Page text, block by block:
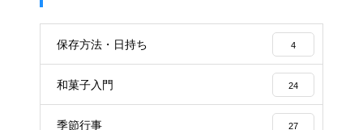
保存方法・日持ち 4
和菓子入門 24
季節行事 27